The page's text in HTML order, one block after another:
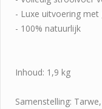
- Luxe uitvoering met
- 100% natuurlijk
Inhoud: 1,9 kg
Samenstelling: